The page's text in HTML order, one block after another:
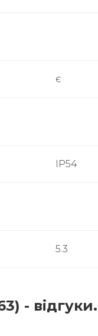
є
IP54
5.3
- відгуки.